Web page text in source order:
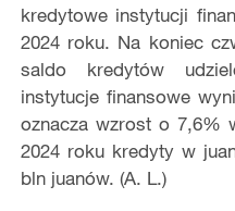
kredytowe instytucji
2024 roku. Na koniec
saldo kredytów
instytucje finansowe
oznacza wzrost o 7,6%
2024 roku kredyty w
bln juanów. (A. L.)